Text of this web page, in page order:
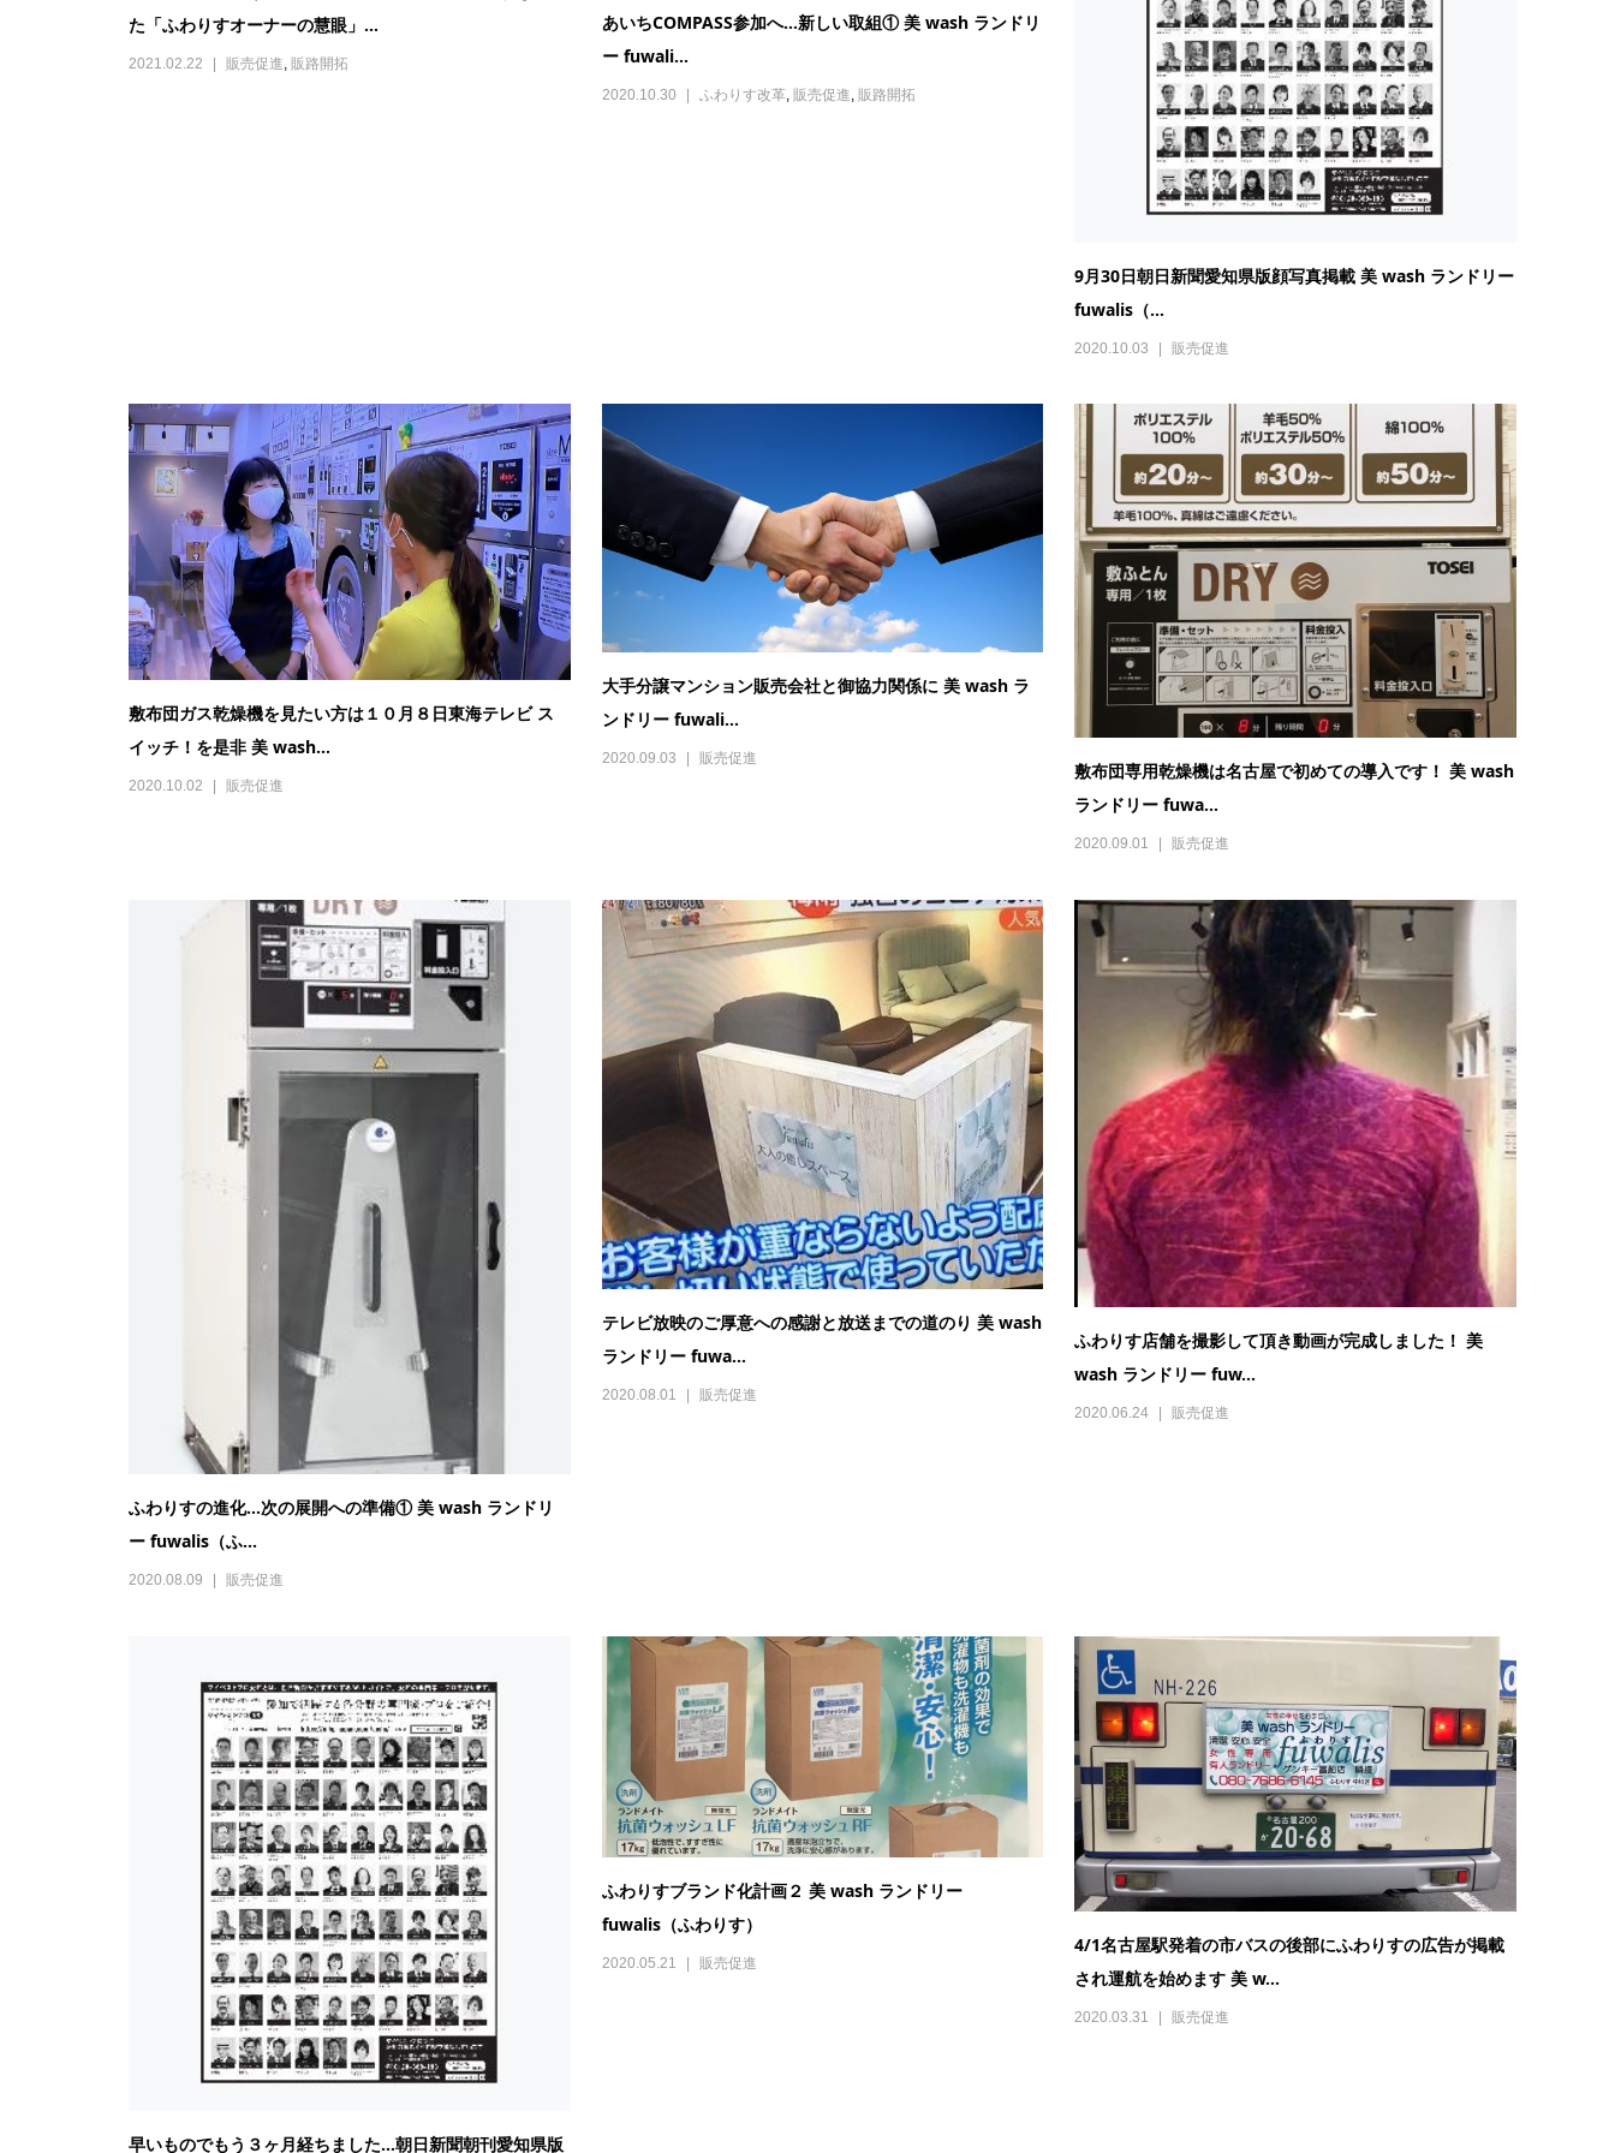
た「ふわりすオーナーの慧眼」...
2021.02.22 販売促進 販路開拓
あいちCOMPASS参加へ…新しい取組① 美 wash ランドリ
ー fuwali...
2020.10.30 ふわりす改革, 販売促進 販路開拓
9月30日朝日新聞愛知県版顔写真掲載 美 wash ランドリー
fuwalis（...
2020.10.03 販売促進
敷布団ガス乾燥機を見たい方は１０月８日東海テレビ ス
イッチ！を是非 美 wash...
2020.10.02 販売促進
大手分譲マンション販売会社と御協力関係に 美 wash ラ
ンドリー fuwali...
2020.09.03 販売促進
敷布団専用乾燥機は名古屋で初めての導入です！ 美 wash
ランドリー fuwa...
2020.09.01 販売促進
ふわりすの進化…次の展開への準備① 美 wash ランドリ
ー fuwalis（ふ...
2020.08.09 販売促進
テレビ放映のご厚意への感謝と放送までの道のり 美 wash
ランドリー fuwa...
2020.08.01 販売促進
ふわりす店舗を撮影して頂き動画が完成しました！ 美
wash ランドリー fuw...
2020.06.24 販売促進
早いものでもう３ヶ月経ちました…朝日新聞朝刊愛知県版
ふわりすブランド化計画２ 美 wash ランドリー
fuwalis（ふわりす）
2020.05.21 販売促進
4/1名古屋駅発着の市バスの後部にふわりすの広告が掲載
され運航を始めます 美 w...
2020.03.31 販売促進